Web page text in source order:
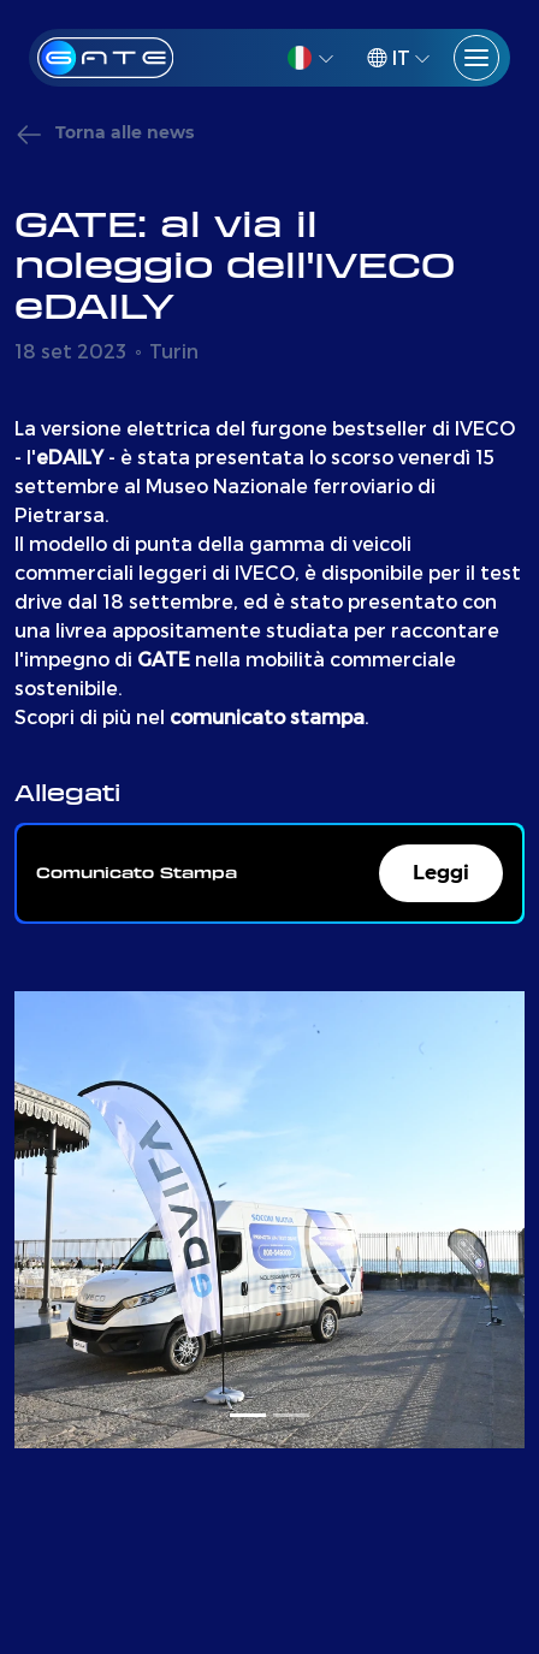
IT
Torna alle news
GATE: al via il
noleggio dell'IVECO
eDAILY
18 set 2023 Turin
La versione elettrica del furgone bestseller di IVECO
- l'eDAILY- è stata presentata lo scorso venerdì 15
settembre al Museo Nazionale ferroviario di
Pietrarsa.
Il modello di punta della gamma di veicoli
commerciali leggeri di IVECO, è disponibile per il test
drive dal 18 settembre, ed è stato presentato con
una livrea appositamente studiata per raccontare
l'impegno di GATE nella mobilità commerciale
sostenibile.
Scopri di più nel comunicato stampa.
Allegati
Comunicato Stampa Leggi